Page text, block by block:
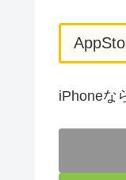
iPhoneな